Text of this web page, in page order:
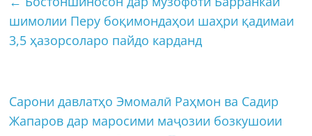
шимолии Перу боқимондаҳои шаҳри қадимаи
3,5 ҳазорсоларо пайдо карданд
Сарони давлатҳо Эмомалӣ Раҳмон ва Садир
Жапаров дар маросими маҷозии бозкушоии